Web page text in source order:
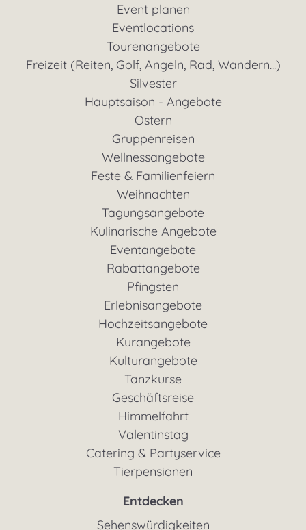
Event planen
Eventlocations
Tourenangebote
Freizeit (Reiten, Golf, Angeln, Rad, Wandern...)
Silvester
Hauptsaison - Angebote
Ostern
Gruppenreisen
Wellnessangebote
Feste & Familienfeiern
Weihnachten
Tagungsangebote
Kulinarische Angebote
Eventangebote
Rabattangebote
Pfingsten
Erlebnisangebote
Hochzeitsangebote
Kurangebote
Kulturangebote
Tanzkurse
Geschäftsreise
Himmelfahrt
Valentinstag
Catering & Partyservice
Tierpensionen
Entdecken
Sehenswürdigkeiten